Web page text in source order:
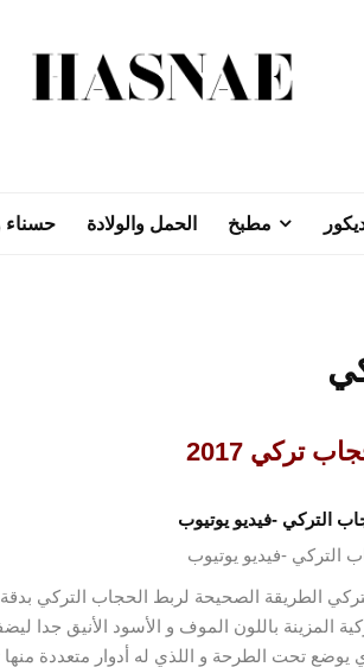
مطبخ الحمل والولادة
تركي 2017
التركي -فيديو يوتيوب
الطريقة الصحيحة لربط الحجاب التركي
المزينة باللون الموف و الأسود الأنيق جدا
يوضع تحت الطرحة و اللذي له أدوار متعددة